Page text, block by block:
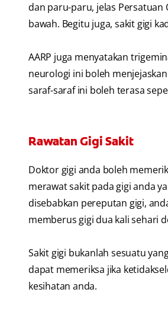
dan paru-paru, jelas Persatuan
bawah. Begitu juga, sakit gigi
AARP juga menyatakan
neurologi ini boleh
saraf-saraf ini boleh terasa
Rawatan Gigi Sakit
Doktor gigi anda boleh
merawat sakit pada gigi anda
disebabkan pereputan gigi,
memberus gigi dua kali sehari
Sakit gigi bukanlah sesuatu
dapat memeriksa jika
kesihatan anda.